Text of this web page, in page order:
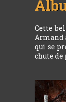
Cette
Armand
qui se
chute